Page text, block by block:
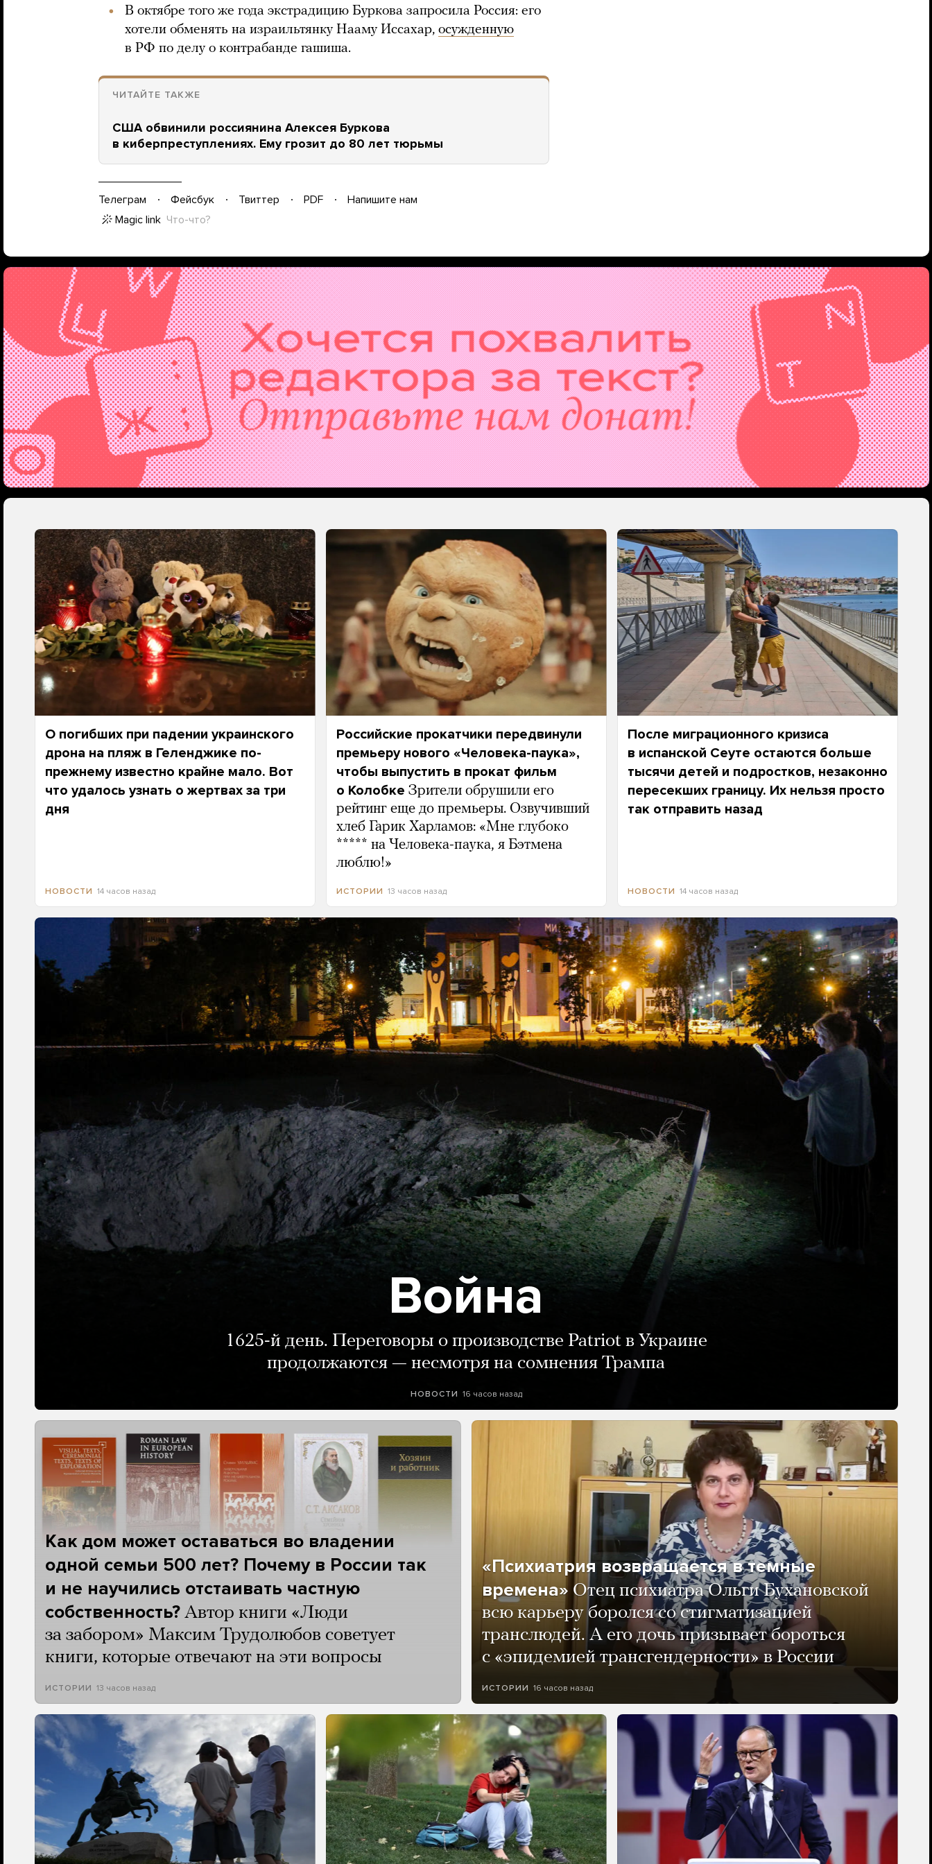
В октябре того же года экстрадицию Буркова запросила Россия: его
хотели обменять на израильтянку Нааму Иссахар, осужденную
в РФ по делу о контрабанде гашиша.
ЧИТАЙТЕ ТАКЖЕ
США обвинили россиянина Алексея Буркова
в киберпреступлениях. Ему грозит до 80 лет тюрьмы
Телеграм Фейсбук Твиттер PDF
Напишите нам
Magic link Что-что?
О погибших при падении украинского
дрона на пляж в Геленджике по-
прежнему известно крайне мало. Вот
что удалось узнать о жертвах за три
дня
НОВОСТИ 14 часов назад
Российские прокатчики передвинули
премьеру нового «Человека-паука»,
чтобы выпустить в прокат фильм
о Колобке Зрители обрушили его
рейтинг еще до премьеры. Озвучивший
хлеб Гарик Харламов: «Мне глубоко
***** на Человека-паука, я Бэтмена
люблю!»
ИСТОРИИ 13 часов назад
После миграционного кризиса
в испанской Сеуте остаются больше
тысячи детей и подростков, незаконно
пересекших границу. Их нельзя просто
так отправить назад
НОВОСТИ 14 часов назад
Война
1625-й день. Переговоры о производстве Patriot в Украине
продолжаются — несмотря на сомнения Трампа
НОВОСТИ 16 часов назад
Как дом может оставаться во владении
одной семьи 500 лет? Почему в России так
и не научились отстаивать частную
собственность? Автор книги «Люди
за забором» Максим Трудолюбов советует
книги, которые отвечают на эти вопросы
ИСТОРИИ 13 часов назад
«Психиатрия возвращается в темные
времена» Отец психиатра Ольги Бухановской
всю карьеру боролся со стигматизацией
транслюдей. А его дочь призывает бороться
с «эпидемией трансгендерности» в России
ИСТОРИИ 16 часов назад